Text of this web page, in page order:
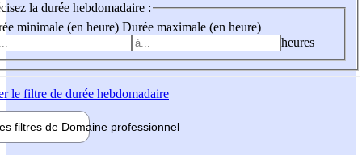
la durée hebdomadaire :
minimale (en heure) Durée maximale (en heure)
heures
le filtre de durée hebdomadaire
filtres de Domaine professionnel